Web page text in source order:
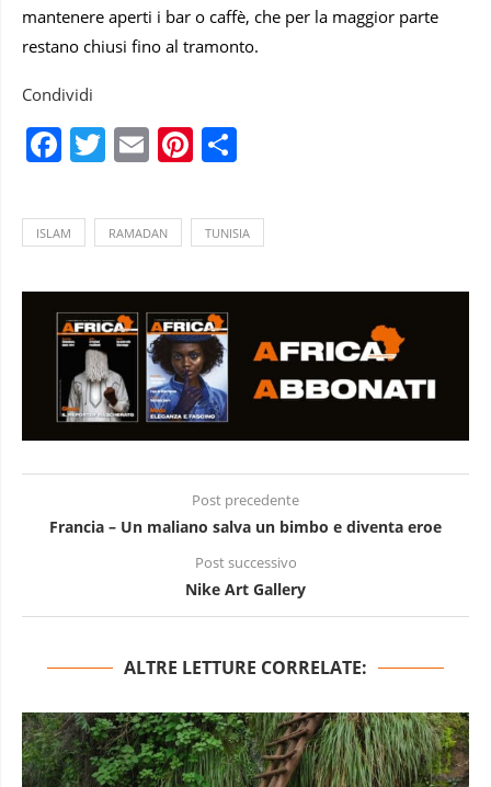
mantenere aperti i bar o caffè, che per la maggior parte
restano chiusi fino al tramonto.
Condividi
Facebook
Twitter
EmailPinterest
ISLAM RAMADAN TUNISIA
Post precedente
Francia – Un maliano salva un bimbo e diventa eroe
Post successivo
Nike Art Gallery
ALTRE LETTURE CORRELATE: